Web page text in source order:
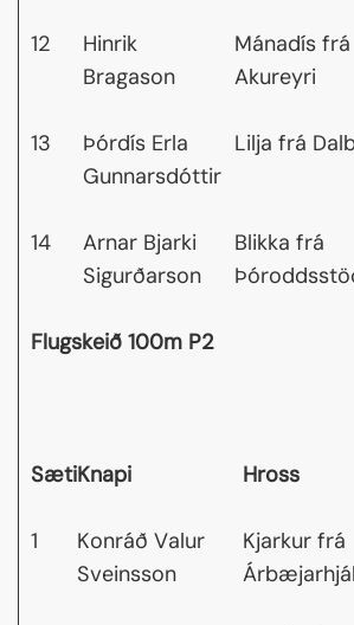
12
Hinrik
Bragason
Mánadís frá
Akureyri
13
Þórdís Erla
Gunnarsdóttir
Lilja frá
14
Arnar Bjarki
Sigurðarson
Blikka frá
Flugskeið 100m P2
SætiKnapi Hross
1
Konráð Valur
Sveinsson
Kjarkur frá